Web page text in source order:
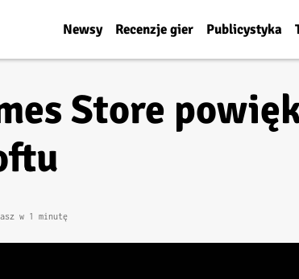
Newsy Recenzje gier Publicystyka
Store
w 1 minutę